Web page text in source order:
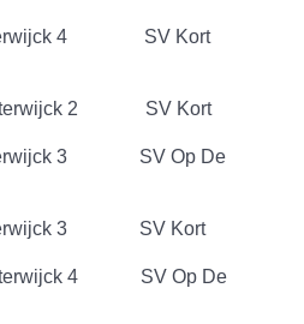
4 SV Kort
2 SV Kort
3 SV Op De
3 SV Kort
4 SV Op De